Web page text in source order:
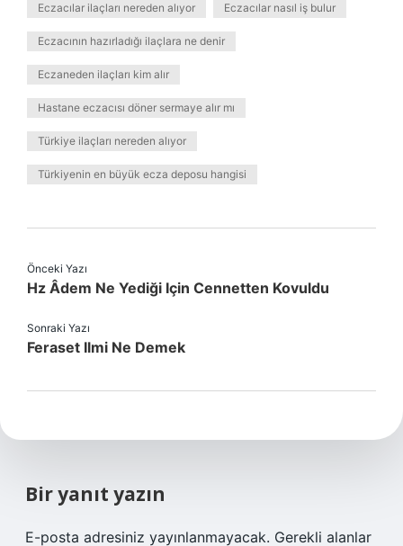
Eczacılar ilaçları nereden alıyor Eczacılar nasıl iş bulur
Eczacının hazırladığı ilaçlara ne denir
Eczaneden ilaçları kim alır
Hastane eczacısı döner sermaye alır mı
Türkiye ilaçları nereden alıyor
Türkiyenin en büyük ecza deposu hangisi
Önceki Yazı
Hz Âdem Ne Yediği Için Cennetten Kovuldu
Sonraki Yazı
Feraset Ilmi Ne Demek
Bir yanıt yazın
E-posta adresiniz yayınlanmayacak. Gerekli alanlar